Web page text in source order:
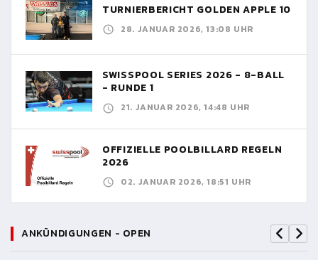
TURNIERBERICHT GOLDEN APPLE 10
28. JANUAR 2026, 13:08 UHR
SWISSPOOL SERIES 2026 - 8-BALL
- RUNDE 1
21. JANUAR 2026, 14:48 UHR
OFFIZIELLE POOLBILLARD REGELN
2026
02. JANUAR 2026, 18:51 UHR
ANKÜNDIGUNGEN - OPEN